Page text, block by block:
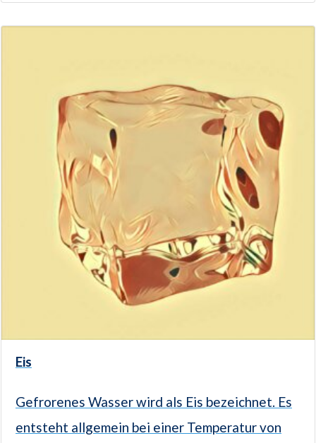
Eis
Gefrorenes Wasser wird als Eis bezeichnet. Es
entsteht allgemein bei einer Temperatur von